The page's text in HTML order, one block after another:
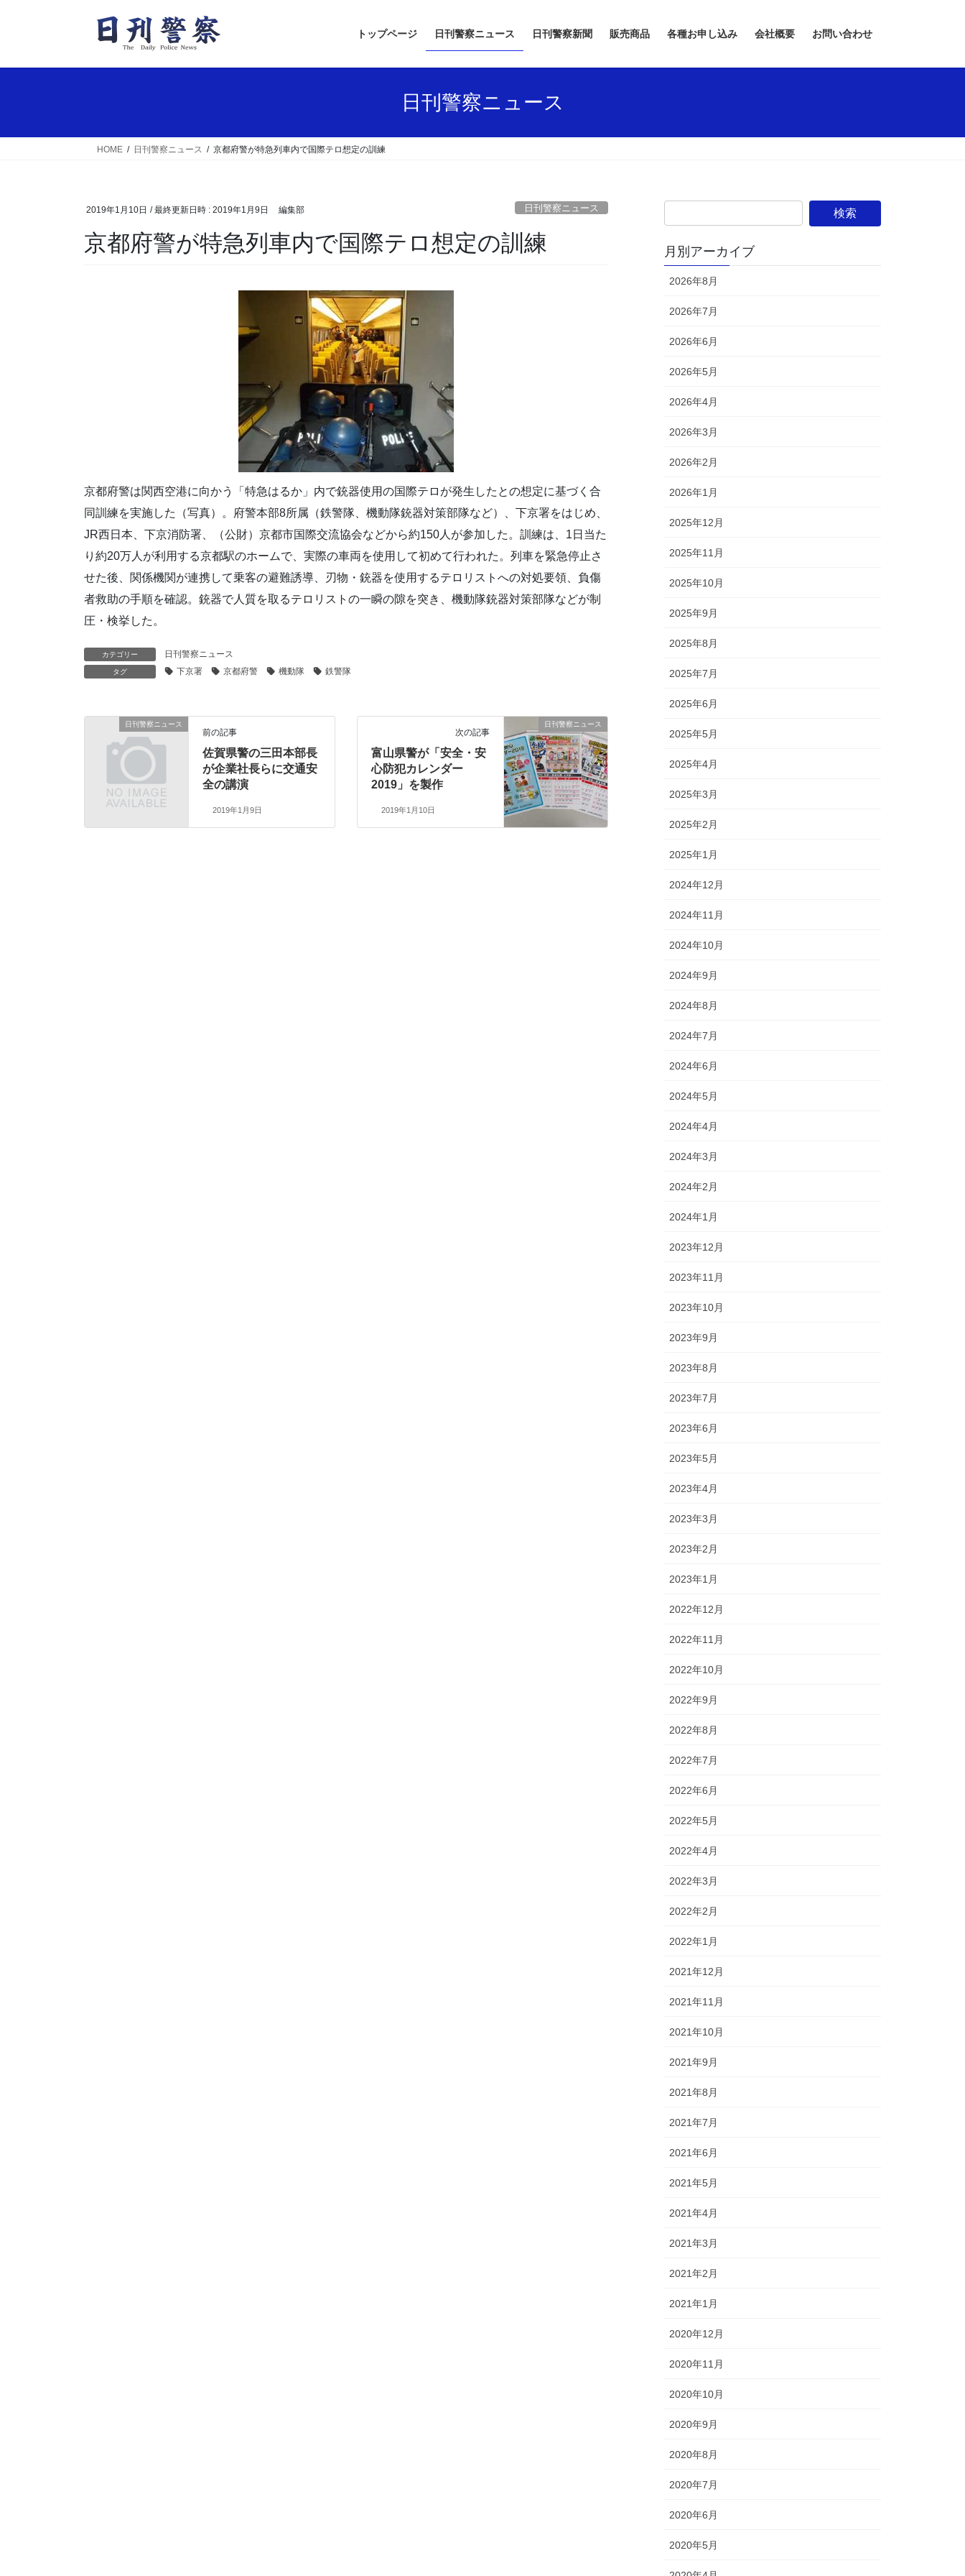
トップページ 日刊警察ニュース 日刊警察新聞 販売商品 各種お申し込み 会社概要 お問い合わせ
日刊警察ニュース
HOME 日刊警察ニュース 京都府警が特急列車内で国際テロ想定の訓練
2019年1月10日 / 最終更新日時 : 2019年1月9日 編集部 日刊警察ニュース
京都府警が特急列車内で国際テロ想定の訓練
京都府警は関西空港に向かう「特急はるか」内で銃器使用の国際テロが発生したとの想定に基づく合
同訓練を実施した（写真）。府警本部8所属（鉄警隊、機動隊銃器対策部隊など）、下京署をはじめ、
JR西日本、下京消防署、（公財）京都市国際交流協会などから約150人が参加した。訓練は、1日当た
り約20万人が利用する京都駅のホームで、実際の車両を使用して初めて行われた。列車を緊急停止さ
せた後、関係機関が連携して乗客の避難誘導、刃物・銃器を使用するテロリストへの対処要領、負傷
者救助の手順を確認。銃器で人質を取るテロリストの一瞬の隙を突き、機動隊銃器対策部隊などが制
圧・検挙した。
カテゴリー 日刊警察ニュース
タグ 下京署 京都府警 機動隊 鉄警隊
日刊警察ニュース
前の記事
佐賀県警の三田本部長
が企業社長らに交通安
全の講演
2019年1月9日
日刊警察ニュース
次の記事
富山県警が「安全・安
心防犯カレンダー
2019」を製作
2019年1月10日
月別アーカイブ
2026年8月
2026年7月
2026年6月
2026年5月
2026年4月
2026年3月
2026年2月
2026年1月
2025年12月
2025年11月
2025年10月
2025年9月
2025年8月
2025年7月
2025年6月
2025年5月
2025年4月
2025年3月
2025年2月
2025年1月
2024年12月
2024年11月
2024年10月
2024年9月
2024年8月
2024年7月
2024年6月
2024年5月
2024年4月
2024年3月
2024年2月
2024年1月
2023年12月
2023年11月
2023年10月
2023年9月
2023年8月
2023年7月
2023年6月
2023年5月
2023年4月
2023年3月
2023年2月
2023年1月
2022年12月
2022年11月
2022年10月
2022年9月
2022年8月
2022年7月
2022年6月
2022年5月
2022年4月
2022年3月
2022年2月
2022年1月
2021年12月
2021年11月
2021年10月
2021年9月
2021年8月
2021年7月
2021年6月
2021年5月
2021年4月
2021年3月
2021年2月
2021年1月
2020年12月
2020年11月
2020年10月
2020年9月
2020年8月
2020年7月
2020年6月
2020年5月